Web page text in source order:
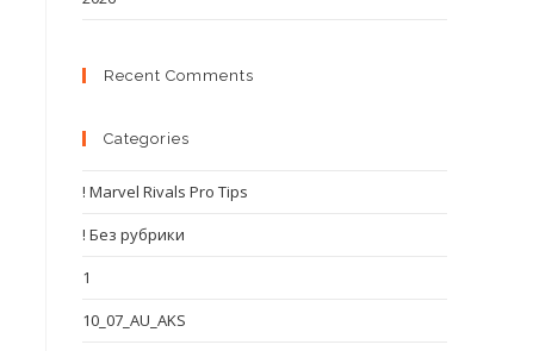
Recent Comments
Categories
! Marvel Rivals Pro Tips
! Без рубрики
1
10_07_AU_AKS